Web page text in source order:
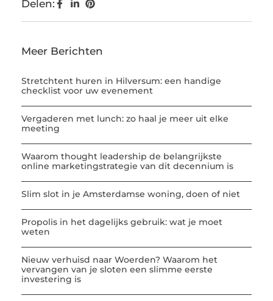
Delen:
Meer Berichten
Stretchtent huren in Hilversum: een handige
checklist voor uw evenement
Vergaderen met lunch: zo haal je meer uit elke
meeting
Waarom thought leadership de belangrijkste
online marketingstrategie van dit decennium is
Slim slot in je Amsterdamse woning, doen of niet
Propolis in het dagelijks gebruik: wat je moet
weten
Nieuw verhuisd naar Woerden? Waarom het
vervangen van je sloten een slimme eerste
investering is